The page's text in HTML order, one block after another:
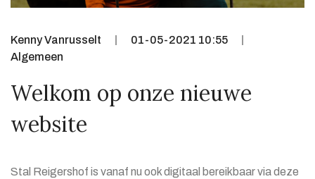
Kenny Vanrusselt
01-05-2021 10:55
Algemeen
Welkom op onze nieuwe
website
Stal Reigershof is vanaf nu ook digitaal bereikbaar via deze